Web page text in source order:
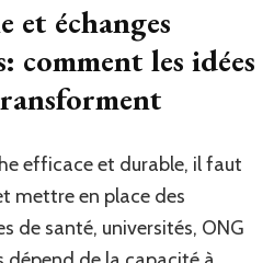
et échanges
les idées
efficace et durable, il faut
mettre en place des
de santé, universités, ONG